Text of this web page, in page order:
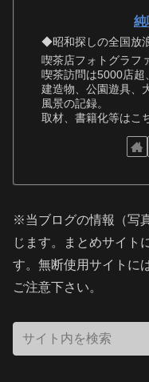
純
◆昭和探しの全国放
喫茶店フォトグラフ
喫茶訪問は5000店超
建造物、公園遊具、
風景の記録。
取材、書籍化等は
※当ブログの情報（写
じます。まとめサイト
す。無断使用サイトに
ご注意下さい。